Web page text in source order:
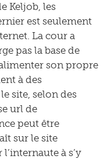
Keljob, les
est seulement
La cour a
pas la base de
son propre
à des
site, selon des
url de
peut être
sur le site
à s’y